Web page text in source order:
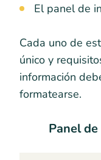
El panel de
Cada uno de
único y
información
formatearse.
Panel